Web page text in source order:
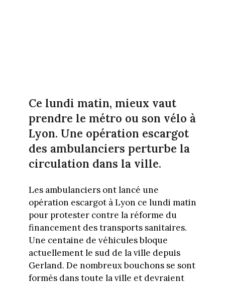
Ce lundi matin, mieux vaut
prendre le métro ou son vélo à
Lyon. Une opération escargot
des ambulanciers perturbe la
circulation dans la ville.
Les ambulanciers ont lancé une
opération escargot à Lyon ce lundi matin
pour protester contre la réforme du
financement des transports sanitaires.
Une centaine de véhicules bloque
actuellement le sud de la ville depuis
Gerland. De nombreux bouchons se sont
formés dans toute la ville et devraient